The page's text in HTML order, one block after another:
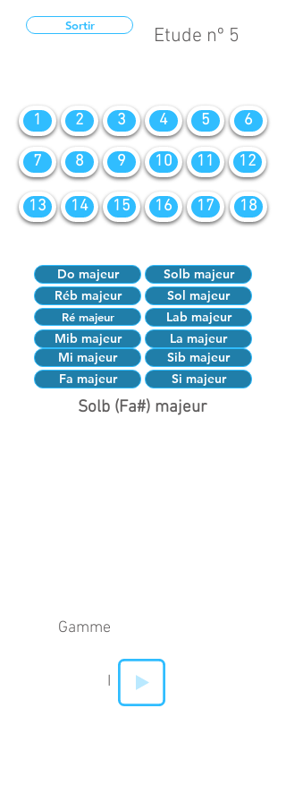
Sortir Etude nº 5
1 2 3 4 5 6
7 8 9 10 11 12
13 14 15 16 17 18
Do majeur
Solb majeur
Réb majeur
Sol majeur
Ré majeur
Lab majeur
Mib majeur
Mi majeur
La majeur
Sib majeur
Fa majeur
Si majeur
Solb (Fa#) majeur
Gamme
I